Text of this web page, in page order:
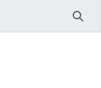
Søg